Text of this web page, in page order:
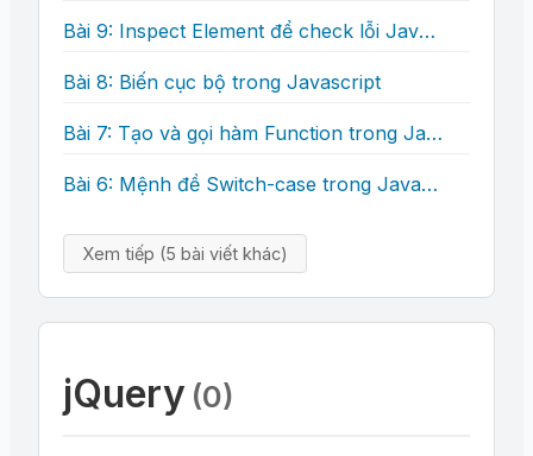
Bài 9: Inspect Element để check lỗi Javascript
Bài 8: Biến cục bộ trong Javascript
Bài 7: Tạo và gọi hàm Function trong Javascript
Bài 6: Mệnh đề Switch-case trong JavaScript
Xem tiếp (5 bài viết khác)
jQuery (0)